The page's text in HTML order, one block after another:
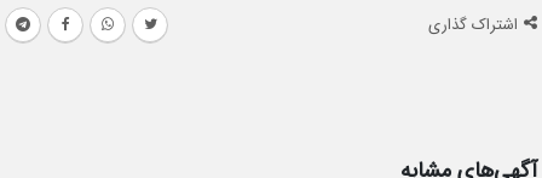
اشتراک گذاری
آگهی‌های مشابه